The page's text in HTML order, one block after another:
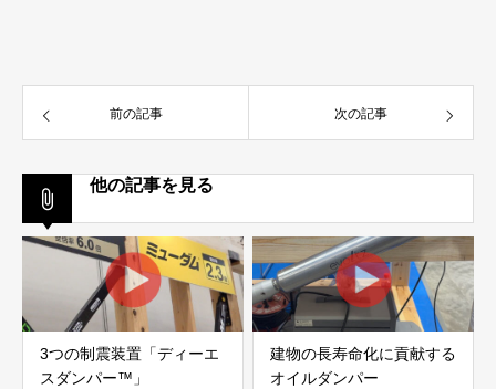
前の記事 次の記事
他の記事を見る
3つの制震装置「ディーエ
スダンパー™」
建物の長寿命化に貢献する
オイルダンパー